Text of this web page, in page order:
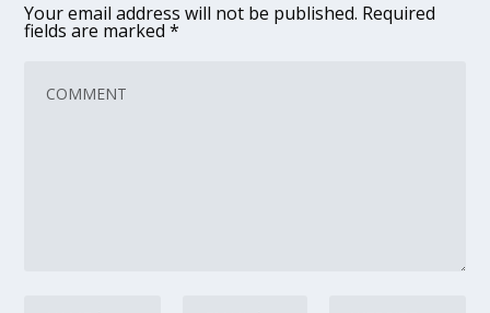
Your email address will not be published. Required
fields are marked*